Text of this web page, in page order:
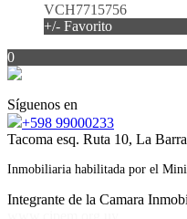
VCH7715756
+/- Favorito
0
Síguenos en
+598 99000233
Tacoma esq. Ruta 10, La
Inmobiliaria habilitada por el
Integrante de la Camara